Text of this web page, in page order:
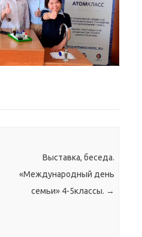
Выставка, беседа.
«Международный день
семьи» 4-5классы. →